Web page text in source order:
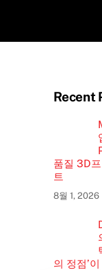
Recent
품질 3D
트
8월 1, 2026
의 정점’